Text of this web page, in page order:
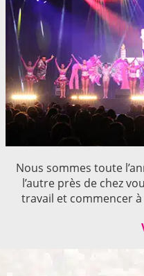
Nous sommes toute
l’autre près de chez
travail et commencer